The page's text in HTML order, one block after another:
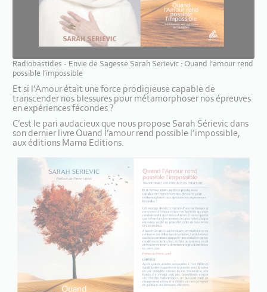
Radiobastides - Envie de Sagesse Sarah Serievic : Quand l’amour rend
possible l’impossible
Et si l’Amour était une force prodigieuse capable de
transcender nos blessures pour métamorphoser nos épreuves
en expériences fécondes ?
C’est le pari audacieux que nous propose Sarah Sérievic dans
son dernier livre Quand l’amour rend possible l’impossible,
aux éditions Mama Editions.